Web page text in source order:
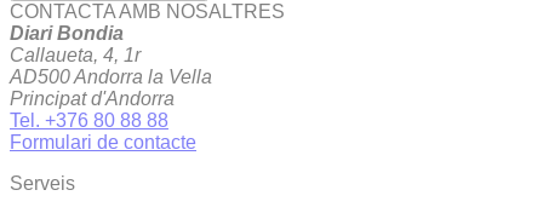
CONTACTA AMB NOSALTRES
Diari Bondia
Callaueta, 4, 1r
AD500 Andorra la Vella
Principat d'Andorra
Tel. +376 80 88 88
Formulari de contacte
Serveis